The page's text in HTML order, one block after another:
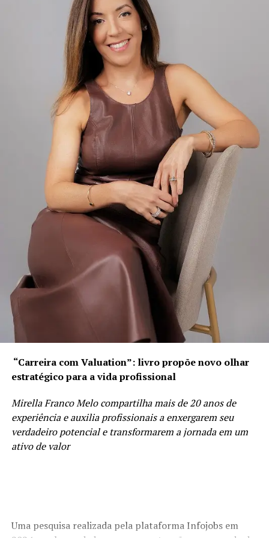
combate à criminalidade e à corrupção.
Mesmo após o término do mandato presidencial, o
movimento manteve forte presença nas redes sociais e
continua influenciando eleições municipais, estaduais e
nacionais. Diversos políticos identificados com essa
corrente foram eleitos para cargos legislativos e
executivos em diferentes regiões do país.
Críticas e Controvérsias
O bolsonarismo também é alvo de críticas de setores da
oposição e de especialistas que apontam riscos de
polarização política e tensões institucionais. Debates
sobre liberdade de expressão, funcionamento das
instituições democráticas e disseminação de
informações nas redes sociais permanecem no centro
das discussões envolvendo o movimento.
Para seus apoiadores, o bolsonarismo representa a
defesa de valores conservadores, patriotismo e maior
participação popular na política. Já seus críticos
afirmam que determinadas posturas do movimento
podem contribuir para o aumento da polarização e
ideológicas.
Especialistas avaliam que o bolsonarismo deverá
continuar sendo uma força relevante na política
brasileira nos próximos anos, independentemente da
O futuro do bolsonarismo dependerá de fatores como o
“Carreira com Valuation”: livro propõe novo olhar
estratégico para a vida profissional
Mirella Franco Melo compartilha mais de 20 anos de
experiência e auxilia profissionais a enxergarem seu
verdadeiro potencial e transformarem a jornada em um
ativo de valor
Uma pesquisa realizada pela plataforma Infojobs em